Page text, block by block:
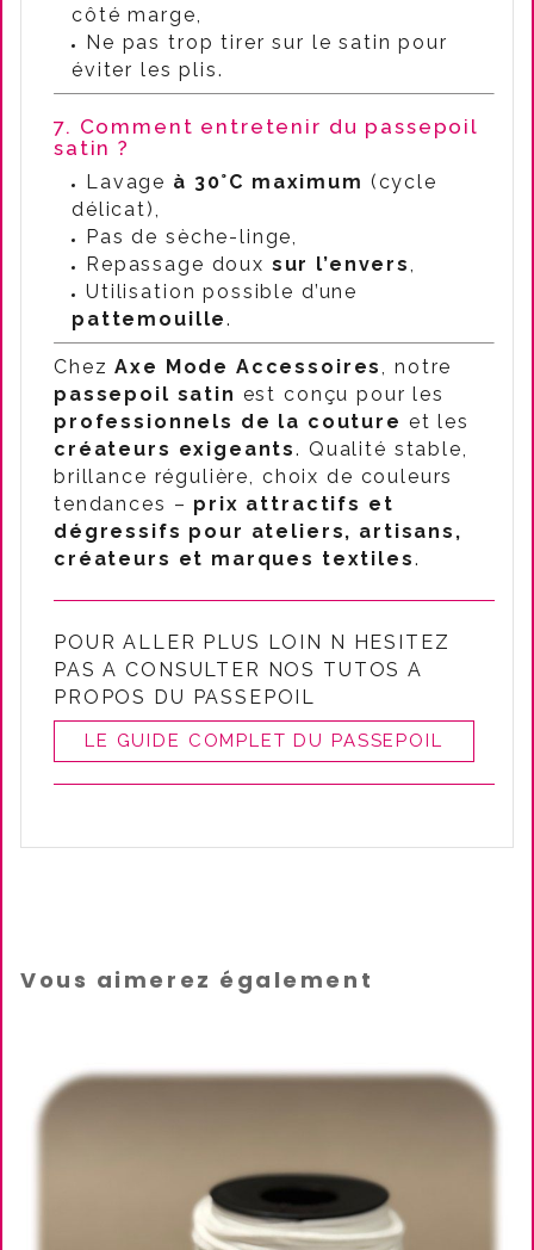
côté marge,
Ne pas trop tirer sur le satin pour
éviter les plis.
7. Comment entretenir du passepoil
satin ?
Lavage à 30°C maximum (cycle
délicat),
Pas de sèche-linge,
Repassage doux sur l’envers
Utilisation possible d’une
pattemouille.
ChezAxe Mode Accessoires
, notre
passepoil satin est conçu pour les
professionnels de la couture et les
créateurs exigeants. Qualité stable,
brillance régulière, choix de couleurs
tendances – prix attractifs et
dégressifs pour ateliers, artisans,
créateurs et marques textiles.
POUR ALLER PLUS LOIN N HESITEZ
PAS A CONSULTER NOS TUTOS A
PROPOS DU PASSEPOIL
LE GUIDE COMPLET DU PASSEPOIL
Vous aimerez également